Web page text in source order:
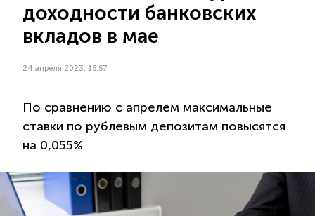
доходности банковских
вкладов в мае
24 апреля 2023, 15:57
По сравнению с апрелем максимальные
ставки по рублевым депозитам повысятся
на 0,055%